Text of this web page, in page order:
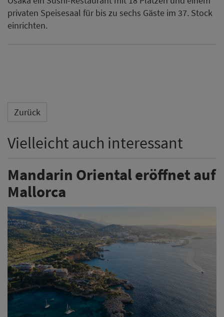
privaten Speisesaal für bis zu sechs Gäste im 37. Stock
einrichten.
Zurück
Vielleicht auch interessant
Mandarin Oriental eröffnet auf
Mallorca